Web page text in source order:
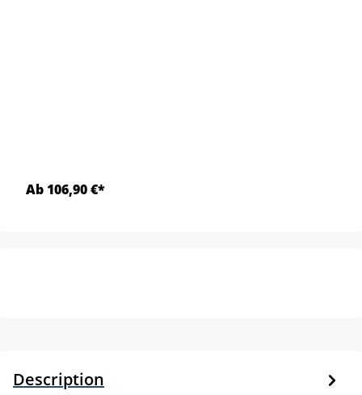
Ab 106,90 €*
Description